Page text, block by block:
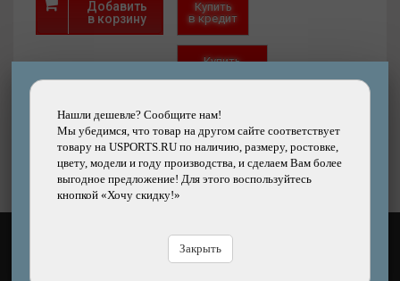
Нашли дешевле? Сообщите нам!
Мы убедимся, что товар на другом сайте соответствует
товару на USPORTS.RU по наличию, размеру, ростовке,
цвету, модели и году производства, и сделаем Вам более
выгодное предложение! Для этого воспользуйтесь
кнопкой «Хочу скидку!»
Закрыть
Добавить
в корзину
Купить
в кредит
Купить
Быстрый
заказ
Хочу скидку!
Нашли дешевле?